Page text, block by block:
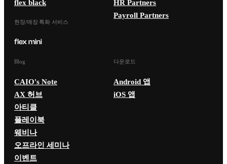
flex black
현장/매장 특화 서비스
HR Partners
Payroll Partners
Blog
CAIO's Note
AX 허브
아티클
플레이북
웨비나
오프라인 세미나
이벤트
다운로드
Android 앱
iOS 앱